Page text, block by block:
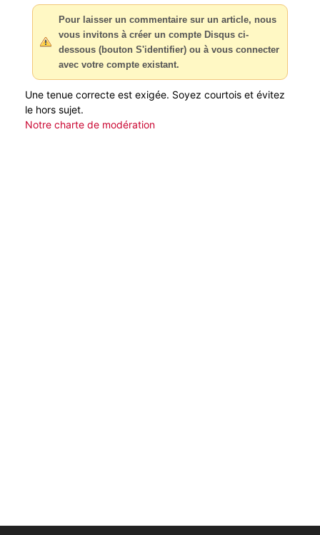
Pour laisser un commentaire sur un article, nous
vous invitons à créer un compte Disqus ci-
dessous (bouton S'identifier) ou à vous connecter
avec votre compte existant.
Une tenue correcte est exigée. Soyez courtois et évitez
le hors sujet.
Notre charte de modération